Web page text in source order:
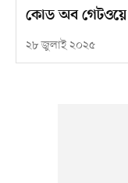
কোড অব গেটওয়ে
২৮ জুলাই ২০২৫